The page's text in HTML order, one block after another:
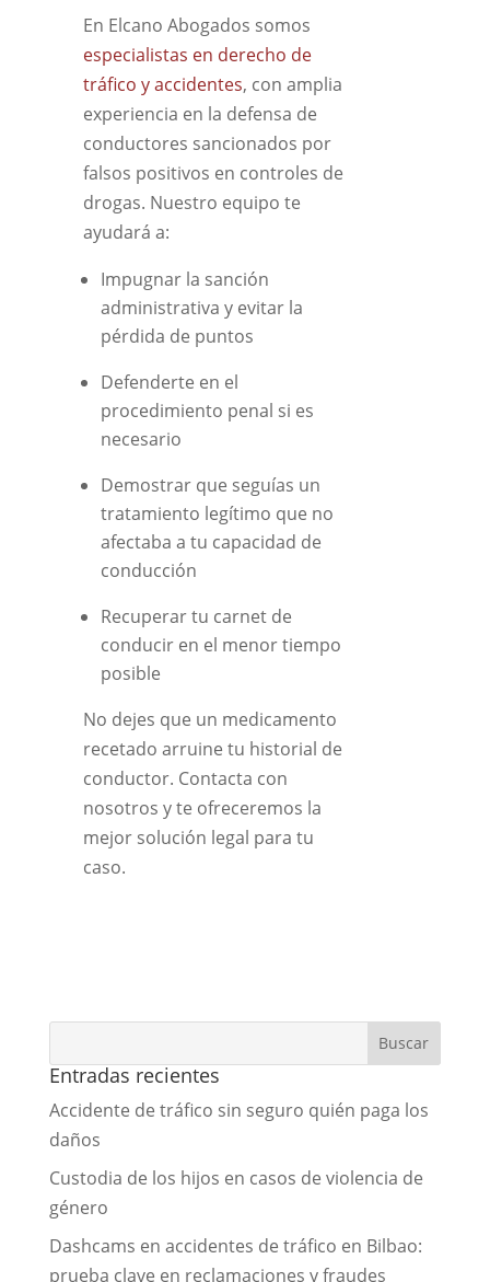
En Elcano Abogados somos
especialistas en derecho de
tráfico y accidentes, con amplia
experiencia en la defensa de
conductores sancionados por
falsos positivos en controles de
drogas. Nuestro equipo te
ayudará a:
Impugnar la sanción
administrativa y evitar la
pérdida de puntos
Defenderte en el
procedimiento penal si es
necesario
Demostrar que seguías un
tratamiento legítimo que no
afectaba a tu capacidad de
conducción
Recuperar tu carnet de
conducir en el menor tiempo
posible
No dejes que un medicamento
recetado arruine tu historial de
conductor. Contacta con
nosotros y te ofreceremos la
mejor solución legal para tu
caso.
Entradas recientes
Accidente de tráfico sin seguro quién paga los
daños
Custodia de los hijos en casos de violencia de
género
Dashcams en accidentes de tráfico en Bilbao:
prueba clave en reclamaciones y fraudes